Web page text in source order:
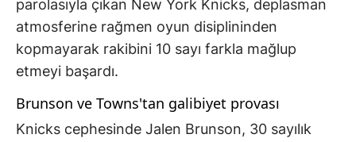
parolasıyla çıkan New York Knicks, deplasman
atmosferine rağmen oyun disiplininden
kopmayarak rakibini 10 sayı farkla mağlup
etmeyi başardı.
Brunson ve Towns'tan galibiyet provası
Knicks cephesinde Jalen Brunson, 30 sayılık